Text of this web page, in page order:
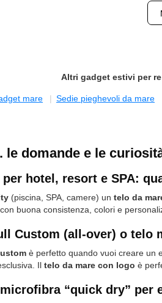
Altri gadget estivi per
mare
Sedie pieghevoli da mare
le domande e le
per hotel, resort e SPA:
(piscina, SPA, camere) un telo da
buona consistenza, colori e
Custom (all-over) o telo
è perfetto quando vuoi creare un
Il telo da mare con logo è
“quick dry” per